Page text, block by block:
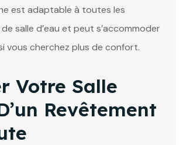
est adaptable à toutes les
salle d’eau et peut s’accommoder
vous cherchez plus de confort.
Votre Salle
Revêtement